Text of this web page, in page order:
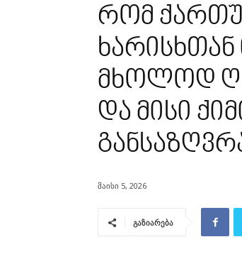
რომ
მხოლოდ
და მისი
მაისი 5, 2026
გაზიარება